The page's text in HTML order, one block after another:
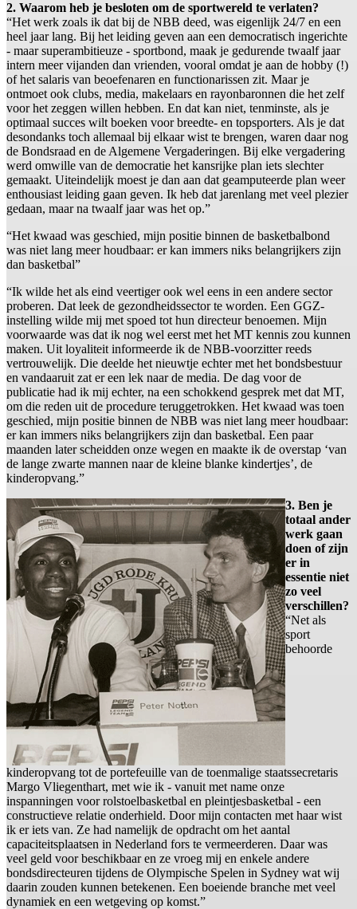
2. Waarom heb je besloten om de sportwereld te verlaten?
“Het werk zoals ik dat bij de NBB deed, was eigenlijk 24/7 en een
heel jaar lang. Bij het leiding geven aan een democratisch ingerichte
- maar superambitieuze - sportbond, maak je gedurende twaalf jaar
intern meer vijanden dan vrienden, vooral omdat je aan de hobby (!)
of het salaris van beoefenaren en functionarissen zit. Maar je
ontmoet ook clubs, media, makelaars en rayonbaronnen die het zelf
voor het zeggen willen hebben. En dat kan niet, tenminste, als je
optimaal succes wilt boeken voor breedte- en topsporters. Als je dat
desondanks toch allemaal bij elkaar wist te brengen, waren daar nog
de Bondsraad en de Algemene Vergaderingen. Bij elke vergadering
werd omwille van de democratie het kansrijke plan iets slechter
gemaakt. Uiteindelijk moest je dan aan dat geamputeerde plan weer
enthousiast leiding gaan geven. Ik heb dat jarenlang met veel plezier
gedaan, maar na twaalf jaar was het op.”
“Het kwaad was geschied, mijn positie binnen de basketbalbond
was niet lang meer houdbaar: er kan immers niks belangrijkers zijn
dan basketbal”
“Ik wilde het als eind veertiger ook wel eens in een andere sector
proberen. Dat leek de gezondheidssector te worden. Een GGZ-
instelling wilde mij met spoed tot hun directeur benoemen. Mijn
voorwaarde was dat ik nog wel eerst met het MT kennis zou kunnen
maken. Uit loyaliteit informeerde ik de NBB-voorzitter reeds
vertrouwelijk. Die deelde het nieuwtje echter met het bondsbestuur
en vandaaruit zat er een lek naar de media. De dag voor de
publicatie had ik mij echter, na een schokkend gesprek met dat MT,
om die reden uit de procedure teruggetrokken. Het kwaad was toen
geschied, mijn positie binnen de NBB was niet lang meer houdbaar:
er kan immers niks belangrijkers zijn dan basketbal. Een paar
maanden later scheidden onze wegen en maakte ik de overstap ‘van
de lange zwarte mannen naar de kleine blanke kindertjes’, de
kinderopvang.”
3. Ben je
totaal ander
werk gaan
doen of zijn
er in
essentie niet
zo veel
verschillen?
“Net als
sport
behoorde
kinderopvang tot de portefeuille van de toenmalige staatssecretaris
Margo Vliegenthart, met wie ik - vanuit met name onze
inspanningen voor rolstoelbasketbal en pleintjesbasketbal - een
constructieve relatie onderhield. Door mijn contacten met haar wist
ik er iets van. Ze had namelijk de opdracht om het aantal
capaciteitsplaatsen in Nederland fors te vermeerderen. Daar was
veel geld voor beschikbaar en ze vroeg mij en enkele andere
bondsdirecteuren tijdens de Olympische Spelen in Sydney wat wij
daarin zouden kunnen betekenen. Een boeiende branche met veel
dynamiek en een wetgeving op komst.”